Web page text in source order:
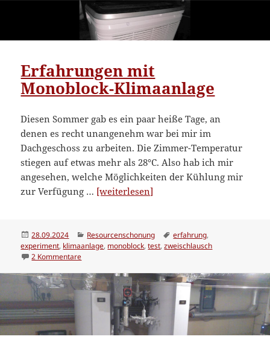
Erfahrungen mit
Monoblock-Klimaanlage
Diesen Sommer gab es ein paar heiße Tage, an
denen es recht unangenehm war bei mir im
Dachgeschoss zu arbeiten. Die Zimmer-Temperatur
stiegen auf etwas mehr als 28°C. Also hab ich mir
angesehen, welche Möglichkeiten der Kühlung mir
zur Verfügung … [weiterlesen]
Klimaanlage”
Veröffentlicht
am
28.09.2024 Kategorien
Resourcenschonung Schlagwörter
erfahrung,
experiment, klimaanlage, monoblock,test,zweischlausch
2 Kommentarezu Erfahrungen mit Monoblock-Klimaanlage